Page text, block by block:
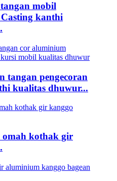
mobil
kanthi
tangan pengecoran
kualitas dhuwur...
omah kothak gir